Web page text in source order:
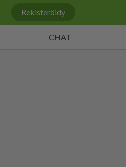
Rekisteröidy
CHAT